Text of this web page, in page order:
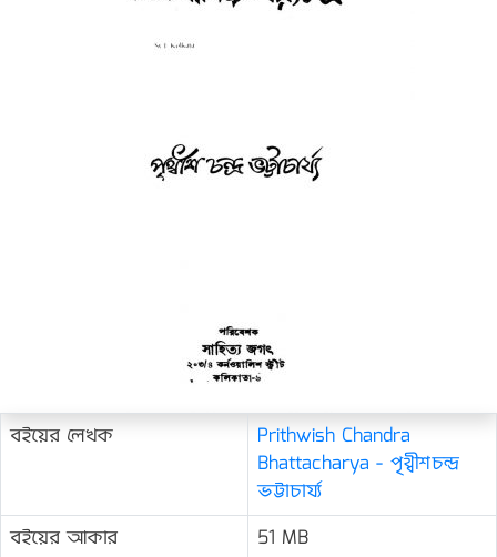
বইয়ের লেখক
Prithwish Chandra
Bhattacharya - পৃথ্বীশচন্দ্র
ভট্টাচার্য্য
বইয়ের আকার
51 MB